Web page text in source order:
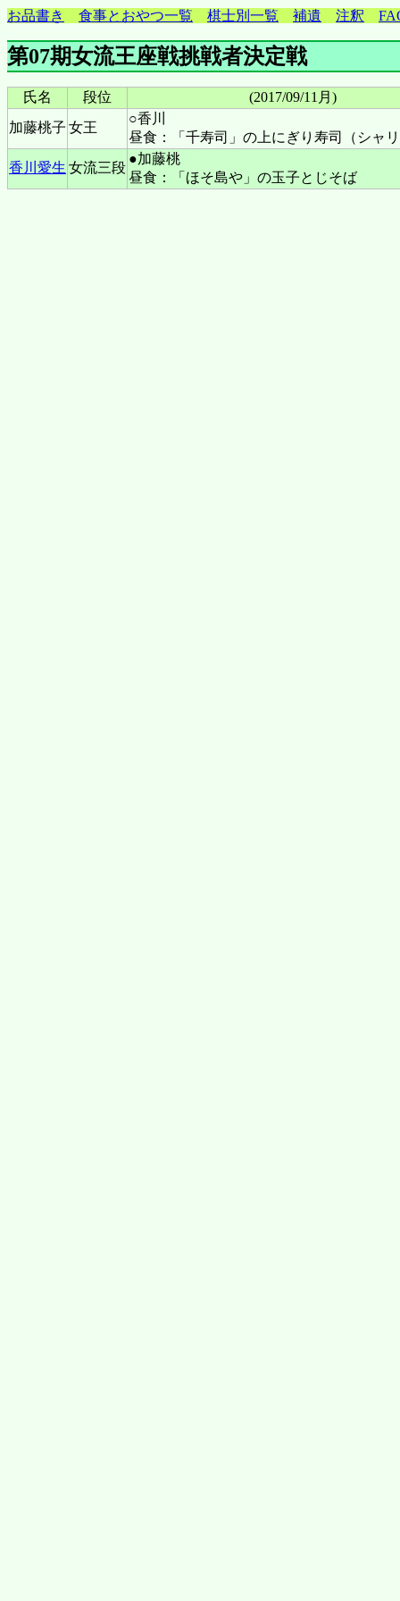
お品書き 食事とおやつ一覧 棋士別一覧 補遺 注釈
第07期女流王座戦挑戦者決定戦
氏名 段位
(2017/09/11月)
加藤桃子 女王
○香川
昼食：「千寿司」の上にぎり寿司（シャ
香川愛生 女流三段
●加藤桃
昼食：「ほそ島や」の玉子とじそば